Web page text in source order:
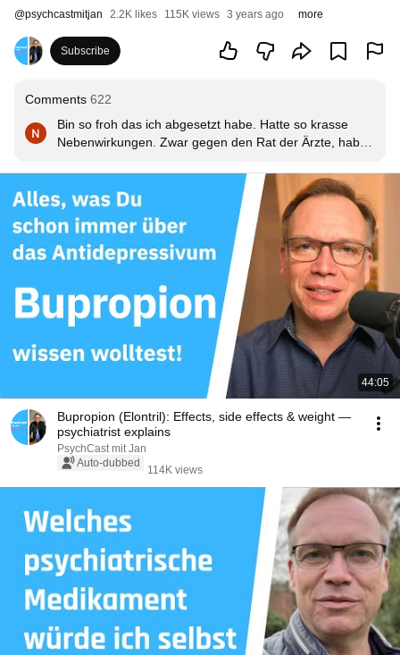
@psychcastmitjan 2.2K likes 115K views 3 years ago more
Subscribe
Comments 622
Bin so froh das ich abgesetzt habe. Hatte so krasse
Nebenwirkungen. Zwar gegen den Rat der Ärzte, habe
reiten. Hatte eine Mittelgradige Depression. Ohne geht
es mir so viel besser. Konnte nicht mehr schlafen. Hab
Nachts gefühlt in einem Plantschbecken gelegen.
Horror!!!!!! Geht natürlich nicht bei jedem, die Absetzt
Symptomatik war so krass. Ich dachte ich überlebe das
nicht. Danke für dieses super Video, auch von der
44:05
Bupropion (Elontril): Effects, side effects & weight —
psychiatrist explains
PsychCast mit Jan
Auto-dubbed
114K views